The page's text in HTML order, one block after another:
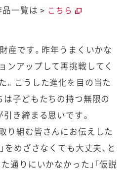
一覧は > こちら
財産です。昨年うまくいかな
ンアップして再挑戦してく
。こうした進化を目の当た
は子どもたちの持つ無限の
き締まる思いです。
り組む皆さんにお伝えした
をめざさなくても大丈夫、と
通りにいかなかった」「仮説